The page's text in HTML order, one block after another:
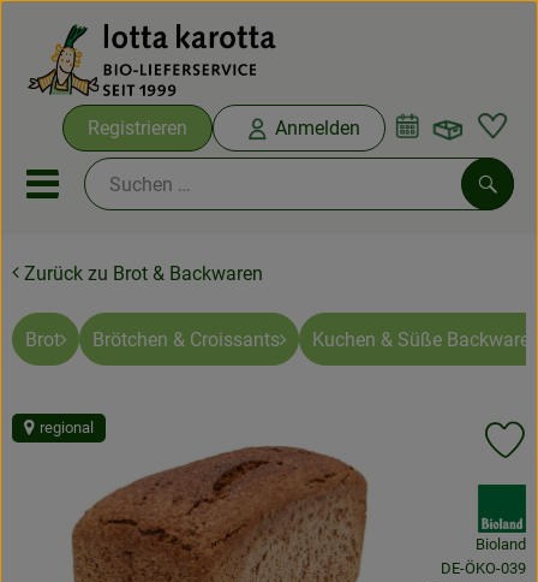
Registrieren Anmelden
Mobiles Menu öffnen oder
Ökokisten
Bio-Kochboxen
Saisonthemen
Neues & Angebote
Zurück zu Brot & Backwaren
Brot Brötchen & Croissants Kuchen & Süße
regional
Bioland
, Kontrollstelle:
DE-ÖKO-039